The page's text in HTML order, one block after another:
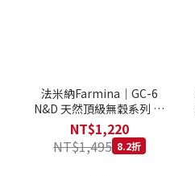
法米納Farmina｜GC-6
N&D 天然頂級無穀系列 室
內/結紮貓 雞肉石榴 1.5KG
NT$1,220
NT$1,495 8.2折